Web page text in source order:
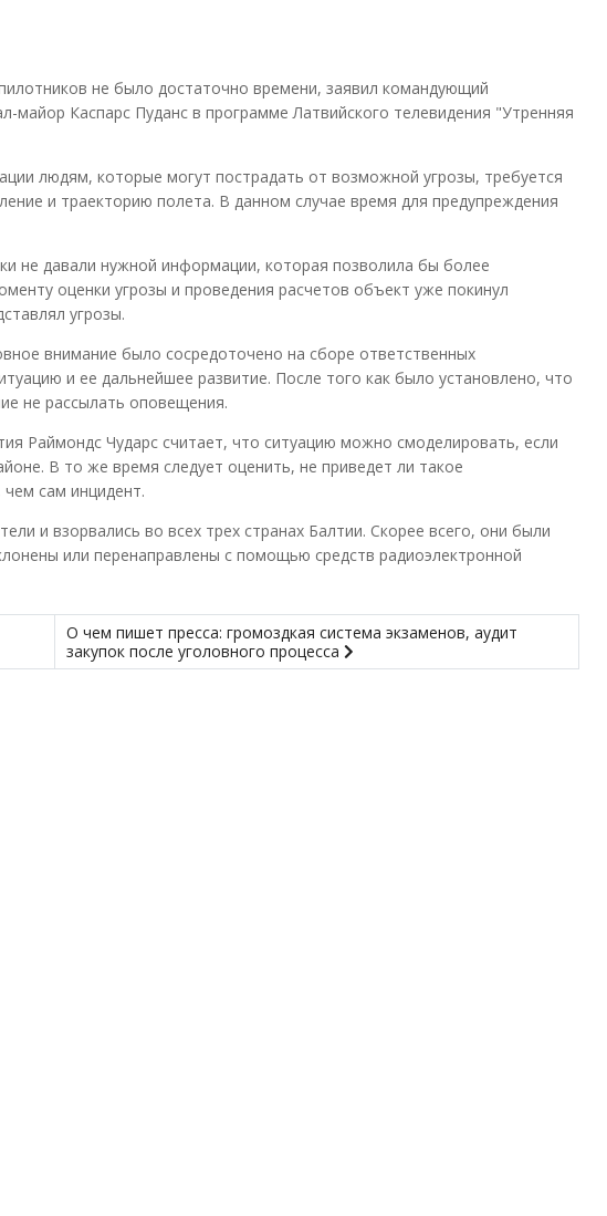
не было достаточно времени, заявил командующий
Каспарс Пуданс в программе Латвийского телевидения "Утренняя
людям, которые могут пострадать от возможной угрозы, требуется
и траекторию полета. В данном случае время для предупреждения
не давали нужной информации, которая позволила бы более
оценки угрозы и проведения расчетов объект уже покинул
угрозы.
внимание было сосредоточено на сборе ответственных
и ее дальнейшее развитие. После того как было установлено, что
не рассылать оповещения.
Раймондс Чударс считает, что ситуацию можно смоделировать, если
В то же время следует оценить, не приведет ли такое
сам инцидент.
и взорвались во всех трех странах Балтии. Скорее всего, они были
или перенаправлены с помощью средств радиоэлектронной
О чем пишет пресса: громоздкая система экзаменов, аудит
закупок после уголовного процесса